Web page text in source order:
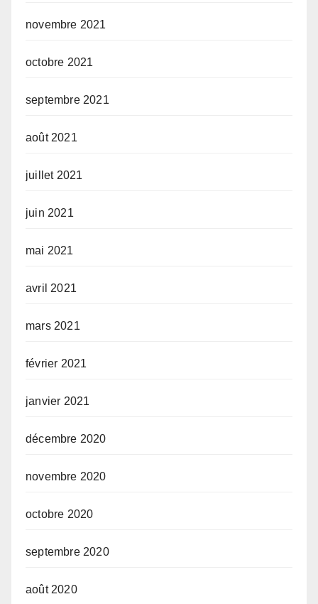
novembre 2021
octobre 2021
septembre 2021
août 2021
juillet 2021
juin 2021
mai 2021
avril 2021
mars 2021
février 2021
janvier 2021
décembre 2020
novembre 2020
octobre 2020
septembre 2020
août 2020